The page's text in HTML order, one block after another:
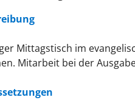
Mittagstisch im
Mitarbeit bei der